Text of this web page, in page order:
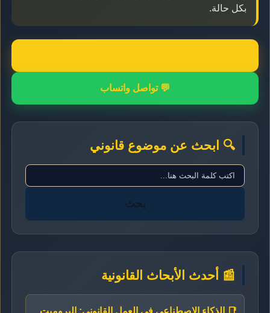
بكل حالة.
💬 تواصل واتساب
🔍 ابحث عن موضوع قانوني
بحث
📰 أحدث الأبحاث القانونية
📑 الذكاء الاصطناعي في العمل القانوني: البرومبت